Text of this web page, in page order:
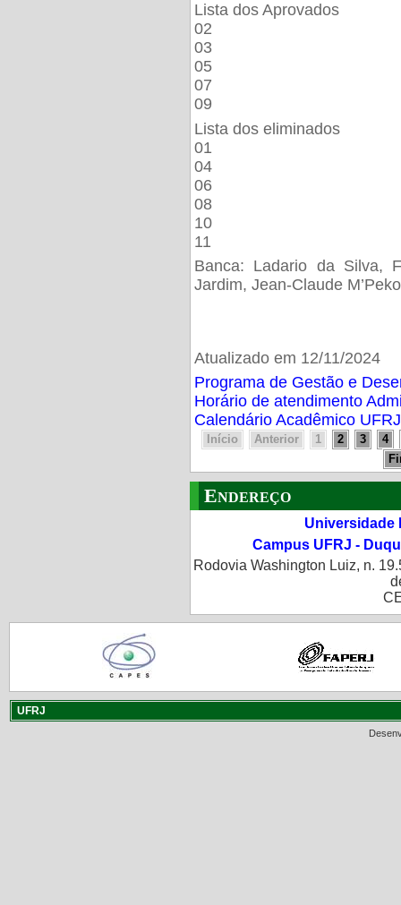
Lista dos Aprovados
02
03
05
07
09
Lista dos eliminados
01
04
06
08
10
11
Banca: Ladario da Silva,
Jardim, Jean-Claude M’Peko
Atualizado em 12/11/2024
Programa de Gestão e
Horário de atendimento
Calendário Acadêmico
Início Anterior 1 2 3
4
Endereço
Universidade
Campus UFRJ -
Rodovia Washington Luiz, n.
UFRJ